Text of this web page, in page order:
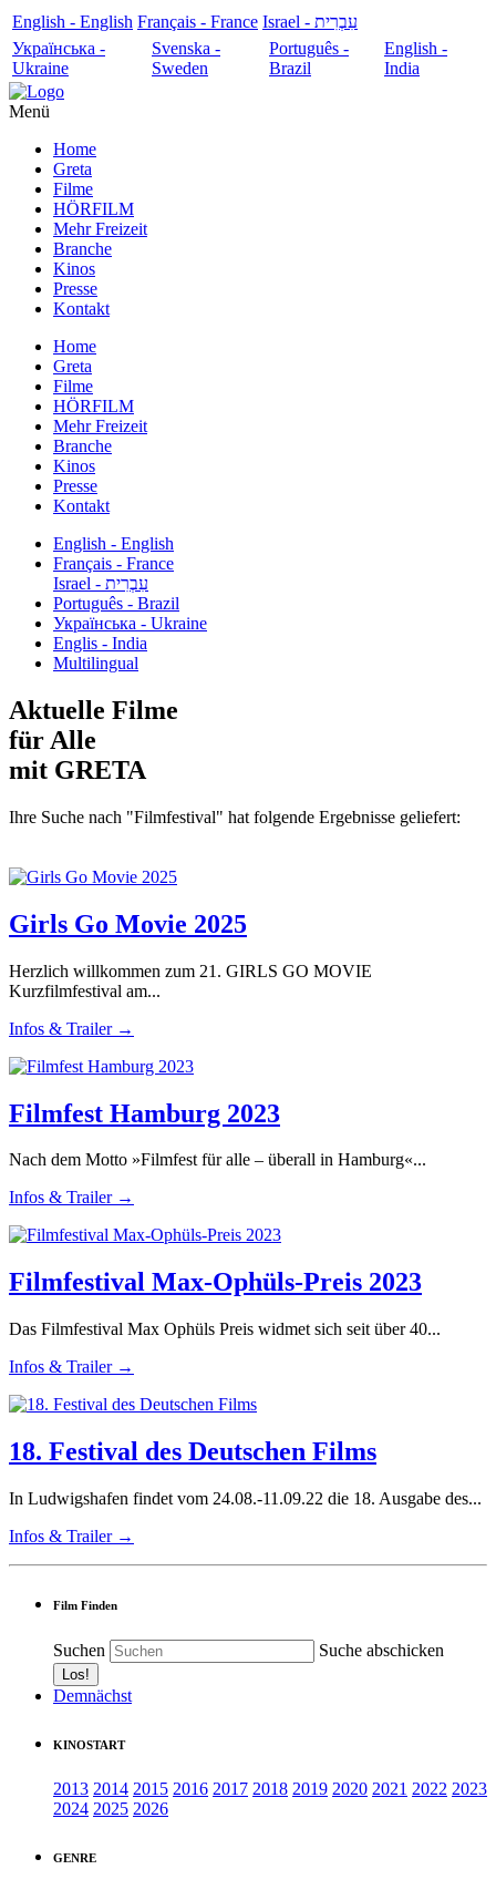
English - English Français - France
עִבְרִית - Israel
Українська -
Ukraine
Svenska -
Sweden
Português -
Brazil
English -
India
Menü
Home
Greta
Filme
HÖRFILM
Mehr Freizeit
Branche
Kinos
Presse
Kontakt
Home
Greta
Filme
HÖRFILM
Mehr Freizeit
Branche
Kinos
Presse
Kontakt
English - English
Français - France
עִבְרִית - Israel
Português - Brazil
Українська - Ukraine
Englis - India
Multilingual
Aktuelle Filme
für Alle
mit GRETA
Ihre Suche nach "Filmfestival" hat folgende Ergebnisse geliefert:
Girls Go Movie 2025
Herzlich willkommen zum 21. GIRLS GO MOVIE
Kurzfilmfestival am...
Infos & Trailer →
Filmfest Hamburg 2023
Nach dem Motto »Filmfest für alle – überall in Hamburg«...
Infos & Trailer →
Filmfestival Max-Ophüls-Preis 2023
Das Filmfestival Max Ophüls Preis widmet sich seit über 40...
Infos & Trailer →
18. Festival des Deutschen Films
In Ludwigshafen findet vom 24.08.-11.09.22 die 18. Ausgabe des...
Infos & Trailer →
Film Finden
Suchen Suche abschicken
Demnächst
KINOSTART
2013 2014 2015 2016 2017 2018 2019 2020 2021 2022 2023
2024 2025 2026
GENRE